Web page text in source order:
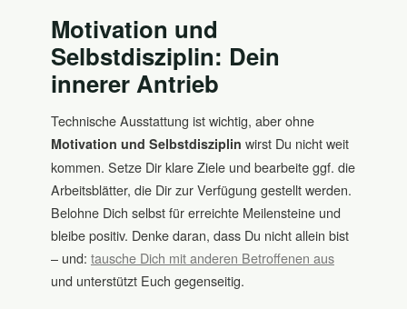
Motivation und
Selbstdisziplin: Dein
innerer Antrieb
Technische Ausstattung ist wichtig, aber ohne
Motivation und Selbstdisziplin wirst Du nicht weit
kommen. Setze Dir klare Ziele und bearbeite ggf. die
Arbeitsblätter, die Dir zur Verfügung gestellt werden.
Belohne Dich selbst für erreichte Meilensteine und
bleibe positiv. Denke daran, dass Du nicht allein bist
– und:tausche Dich mit anderen Betroffenen aus
und unterstützt Euch gegenseitig.